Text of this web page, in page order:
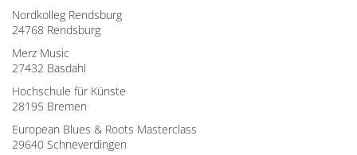
Nordkolleg Rendsburg
24768 Rendsburg
Merz Music
27432 Basdahl
Hochschule für Künste
28195 Bremen
European Blues & Roots Masterclass
29640 Schneverdingen